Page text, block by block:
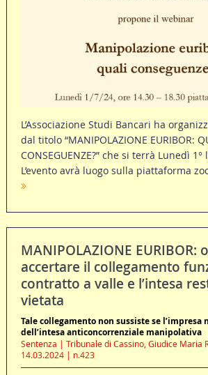
L’Associazione Studi Bancari ha
dal titolo “MANIPOLAZIONE EURIBOR:
CONSEGUENZE?” che si terrà Lunedì
L’evento avrà luogo sulla piattaforma
MANIPOLAZIONE EURIBOR:
accertare il collegamento
contratto a valle e l’intesa
vietata
Tale collegamento non sussiste se l’impresa
dell’intesa anticoncorrenziale manipolativa
Sentenza | Tribunale di Cassino, Giudice Maria
14.03.2024 | n.423